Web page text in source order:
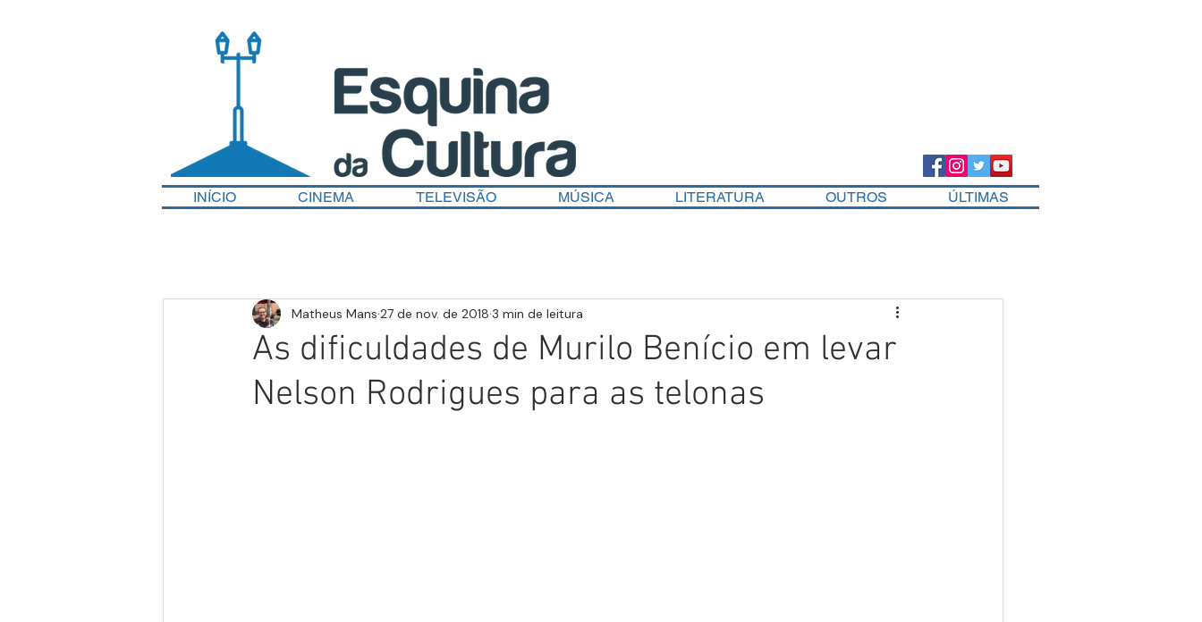
INÍCIO CINEMA TELEVISÃO MÚSICA LITERATURA OUTROS ÚLTIMAS
As dificuldades de Murilo Benício em levar
Nelson Rodrigues para as telonas
Matheus Mans 27 de nov. de 2018 3 min de leitura